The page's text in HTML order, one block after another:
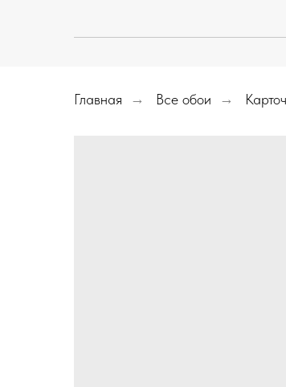
Главная → Все обои →